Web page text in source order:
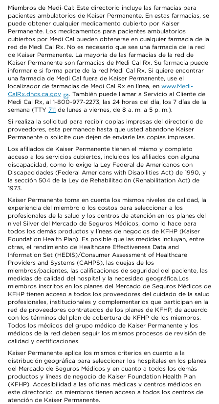
Miembros de Medi-Cal: Este directorio incluye las farmacias para
pacientes ambulatorios de Kaiser Permanente. En estas farmacias, se
puede obtener cualquier medicamento cubierto por Kaiser
Permanente. Los medicamentos para pacientes ambulatorios
cubiertos por Medi Cal pueden obtenerse en cualquier farmacia de la
red de Medi Cal Rx. No es necesario que sea una farmacia de la red
de Kaiser Permanente. La mayoría de las farmacias de la red de
Kaiser Permanente son farmacias de Medi Cal Rx. Su farmacia puede
informarle si forma parte de la red Medi Cal Rx. Si quiere encontrar
una farmacia de Medi Cal fuera de Kaiser Permanente, use el
localizador de farmacias de Medi Cal Rx en línea, en www.Medi-
CalRx.dhcs.ca.gov
. También puede llamar a Servicio al Cliente de
Medi Cal Rx, al 1-800-977-2273, las 24 horas del día, los 7 días de la
semana (TTY 711 de lunes a viernes, de 8 a. m. a 5 p. m.).
Si realiza la solicitud para recibir copias impresas del directorio de
proveedores, esta permanece hasta que usted abandone Kaiser
Permanente o solicite que dejen de enviarle las copias impresas.
Los afiliados de Kaiser Permanente tienen el mismo y completo
acceso a los servicios cubiertos, incluidos los afiliados con alguna
discapacidad, como lo exige la Ley Federal de Americanos con
Discapacidades (Federal Americans with Disabilities Act) de 1990, y
la sección 504 de la Ley de Rehabilitación (Rehabilitation Act) de
1973.
Kaiser Permanente toma en cuenta los mismos niveles de calidad, la
experiencia del miembro o los costos para seleccionar a los
profesionales de la salud y los centros de atención en los planes del
nivel Silver del Mercado de Seguros Médicos, como lo hace para
todos los demás productos y líneas de negocios de KFHP (Kaiser
Foundation Health Plan). Es posible que las medidas incluyan, entre
otras, el rendimiento de Healthcare Effectiveness Data and
Information Set (HEDIS)/Consumer Assessment of Healthcare
Providers and Systems (CAHPS), las quejas de los
miembros/pacientes, las calificaciones de seguridad del paciente, las
medidas de calidad del hospital y la necesidad geográfica.Los
miembros inscritos en los planes del Mercado de Seguros Médicos de
KFHP tienen acceso a todos los proveedores del cuidado de la salud
profesionales, institucionales y complementarios que participan en la
red de proveedores contratados de los planes de KFHP, de acuerdo
con los términos del plan de cobertura de KFHP de los miembros.
Todos los médicos del grupo médico de Kaiser Permanente y los
médicos de la red deben seguir los mismos procesos de revisión de
calidad y certificaciones.
Kaiser Permanente aplica los mismos criterios en cuanto a la
distribución geográfica para seleccionar los hospitales en los planes
del Mercado de Seguros Médicos y en cuanto a todos los demás
productos y líneas de negocio de Kaiser Foundation Health Plan
(KFHP). Accesibilidad a las oficinas médicas y centros médicos en
este directorio: los miembros tienen acceso a todos los centros de
atención de Kaiser Permanente.